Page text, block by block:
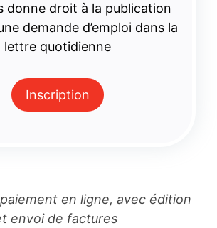
donne droit à la publication
demande d’emploi dans la
lettre quotidienne
Inscription
en ligne, avec édition
envoi de factures